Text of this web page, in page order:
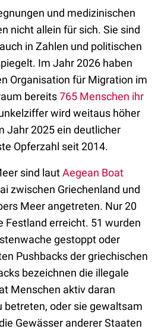
und medizinischen
nicht allein für sich. Sie sind
in Zahlen und politischen
Im Jahr 2026 haben
Organisation für Migration im
bereits765 Menschen ihr
wird weitaus höher
Jahr 2025 ein deutlicher
Opferzahl seit 2014.
sind lautAegean Boat
zwischen Griechenland und
Meer angetreten. Nur 20
Festland erreicht. 51 wurden
gestoppt oder
Pushbacks der griechischen
bezeichnen die illegale
Menschen aktiv daran
betreten, oder sie gewaltsam
Gewässer anderer Staaten